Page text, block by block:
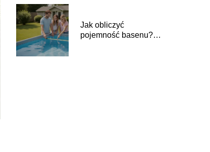
Jak obliczyć
pojemność basenu?